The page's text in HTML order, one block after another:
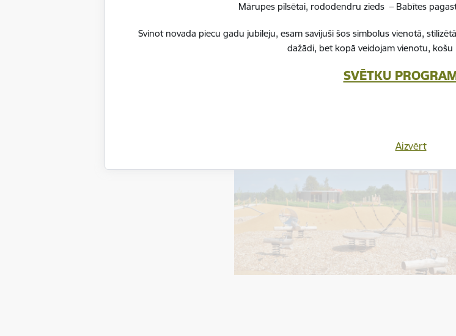
Mārupes pilsētai, rododendru zieds – Babītes
Svinot novada piecu gadu jubileju, esam savijuši šos simbolus vienotā,
dažādi, bet kopā veidojam vienotu,
SVĒTKU
Aizvērt
“Mārzemītē” tiek piedāvāti šādi maksas interešu
keramikas pulciņš, tautisko deju nodarbības,